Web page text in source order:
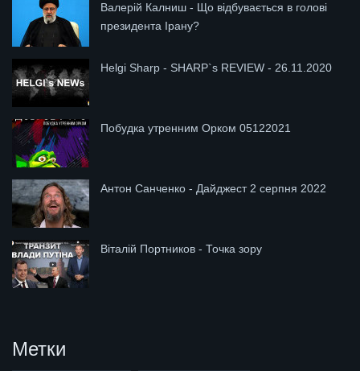
Валерій Калниш - Що відбувається в голові
президента Ірану?
Helgi Sharp - SHARP`s REVIEW - 26.11.2020
Побудка утренним Орком 05122021
Антон Санченко - Дайджест 2 серпня 2022
Віталій Портников - Точка зору
Метки